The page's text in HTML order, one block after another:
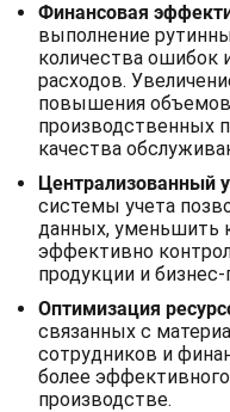
Финансовая
выполнение
количества ошибок
расходов.
повышения
производственных
качества
Централизованный
системы учета
данных, уменьшить
эффективно
продукции и
Оптимизация
связанных с
сотрудников и
более
производстве.